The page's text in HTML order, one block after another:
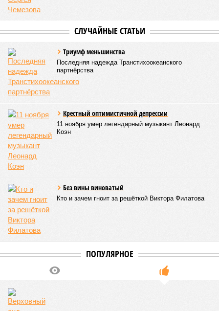
возникают
Белозёров?
Гарник Туманян, политолог
– Вероятно, в случае разрыва концессии Пашинян со
своими европейскими партнёрами могут
инициировать новый проект на территории Армении
подобно трамповскому TRIPP, где будет создана
европейская концессия для управления путями, а
минус в таком же соотношении, как с американцами
(74% – Вашингтону, 26% – Еревану).
Мирослава Регинская, публицист
– Довольно вероятным представляется вариант
развития событий, при котором после ухода РЖД
спонсора. Вряд ли Пашинян стал бы провоцировать
РЖД совсем без гарантий. В сущности, это очередной
и привычный уже «слив» России бывшими союзниками.
Потерянные нами сателлиты ищут и обретают
новых хозяев, и никакая благодарность или даже
значительная выгода их в этом не могут остановить.
Юрий Баранчик, политолог
РЖД – в отместку за закрытие российских рынков. Ну
и вообще, чтобы ничего российского в стране не